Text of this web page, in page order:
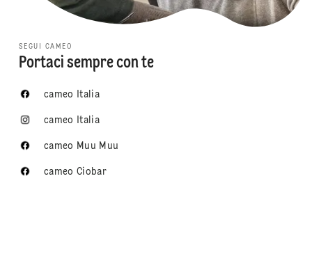
SEGUI CAMEO
Portaci sempre con te
cameo Italia
cameo Italia
cameo Muu Muu
cameo Ciobar